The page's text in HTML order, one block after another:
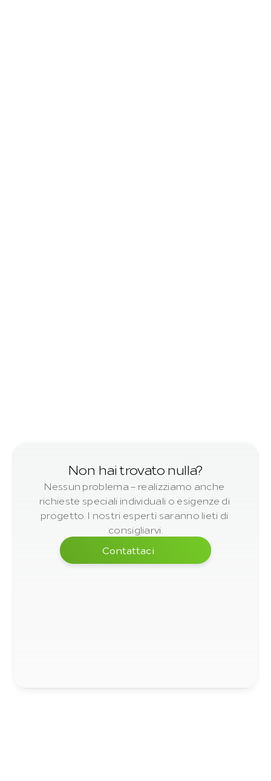
Non hai trovato nulla?
Nessun problema – realizziamo anche
richieste speciali individuali o esigenze di
progetto. I nostri esperti saranno lieti di
consigliarvi.
Contattaci